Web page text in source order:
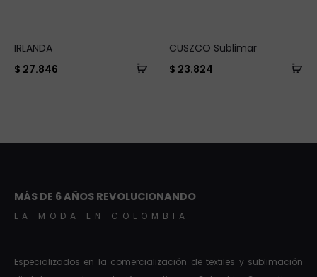
IRLANDA
$ 27.846
CUSZCO Sublimar
$ 23.824
MÁS DE 6 AÑOS REVOLUCIONANDO
LA MODA EN COLOMBIA
Especializados en la comercialización de textiles y sublimación